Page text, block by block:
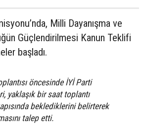
Milli Dayanışma ve
Güçlendirilmesi Kanun Teklifi
başladı.
öncesinde İYİ Parti
yaklaşık bir saat toplantı
beklediklerini belirterek
talep etti.